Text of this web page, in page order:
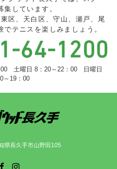
集しています。
区、天白区、守山、瀬戸、尾
テニスを楽しみましょう。
土曜日 8：20～22：00 日曜日
～19：00
長久手市山野田105